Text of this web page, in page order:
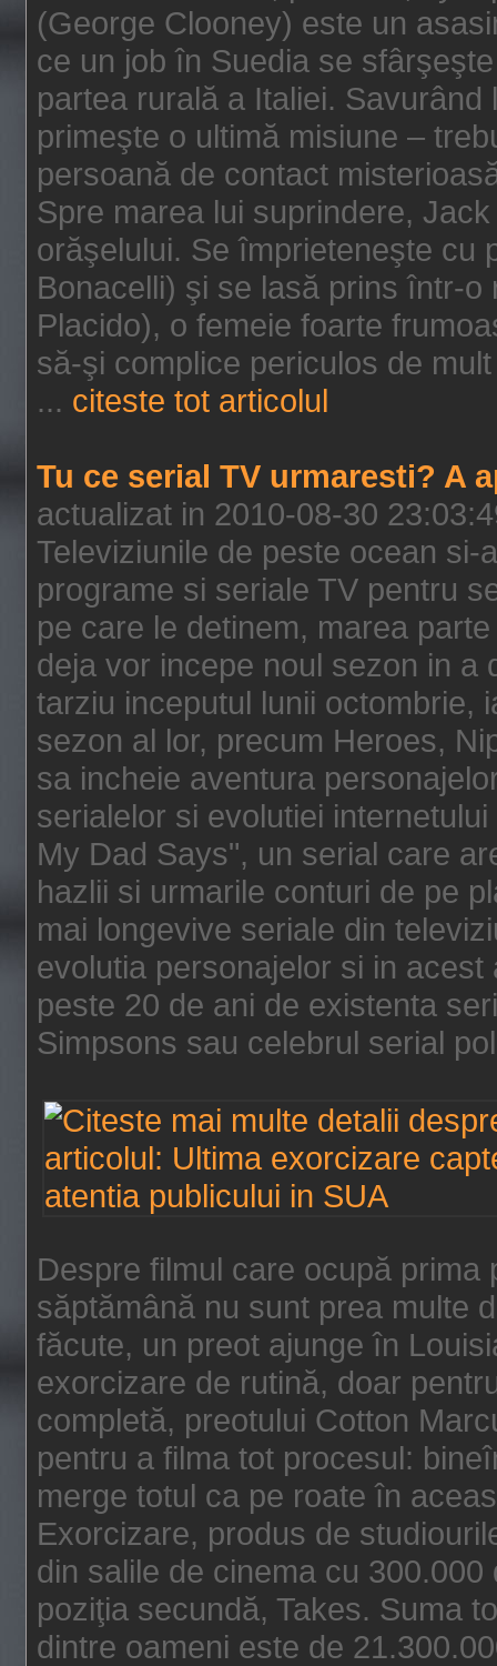
(George Clooney) este un
ce un job în Suedia se
partea rurală a Italiei.
primeşte o ultimă misiune –
persoană de contact
Spre marea lui suprindere,
orăşelului. Se împrieteneşte cu
Bonacelli) şi se lasă prins într-
Placido), o femeie foarte
să-şi complice periculos de
... citeste tot articolul
Tu ce serial TV urmaresti? A
actualizat in 2010-08-30
Televiziunile de peste ocean si-
programe si seriale TV pentru
pe care le detinem, marea
deja vor incepe noul sezon in a
tarziu inceputul lunii octombrie,
sezon al lor, precum Heroes,
sa incheie aventura
serialelor si evolutiei
My Dad Says", un serial care
hazlii si urmarile conturi de pe
mai longevive seriale din
evolutia personajelor si in
peste 20 de ani de existenta
Simpsons sau celebrul serial
Despre filmul care ocupă
săptămână nu sunt prea multe
făcute, un preot ajunge în
exorcizare de rutină, doar
completă, preotului Cotton
pentru a filma tot procesul:
merge totul ca pe roate în
Exorcizare, produs de
din salile de cinema cu
poziţia secundă, Takes. Suma
dintre oameni este de